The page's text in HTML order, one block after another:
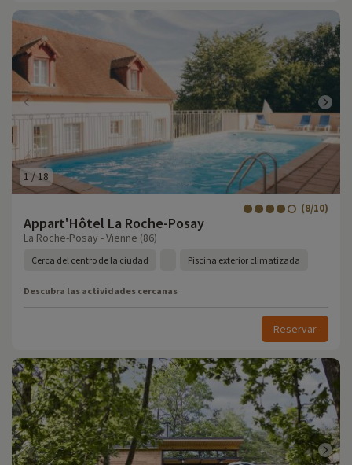
1 /18
Appart'Hôtel La Roche-Posay
(8/10)
La Roche-Posay - Vienne (86)
Cerca del centro de la ciudad Piscina exterior climatizada
Descubra las actividades cercanas
Reservar